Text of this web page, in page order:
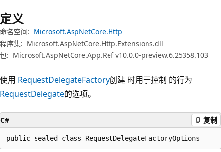
定义
命名空间: Microsoft.AspNetCore.Http
程序集: Microsoft.AspNetCore.Http.Extensions.dll
包: Microsoft.AspNetCore.App.Ref v10.0.0-preview.6.25358.103
使用 RequestDelegateFactory创建 时用于控制 的行为
RequestDelegate的选项。
C# 复制
public sealed class RequestDelegateFactoryOptions